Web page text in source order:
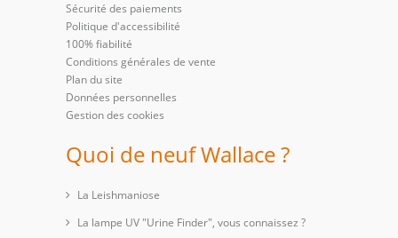
Sécurité des paiements
Politique d'accessibilité
100% fiabilité
Conditions générales de vente
Plan du site
Données personnelles
Gestion des cookies
Quoi de neuf Wallace ?
La Leishmaniose
La lampe UV "Urine Finder", vous connaissez ?